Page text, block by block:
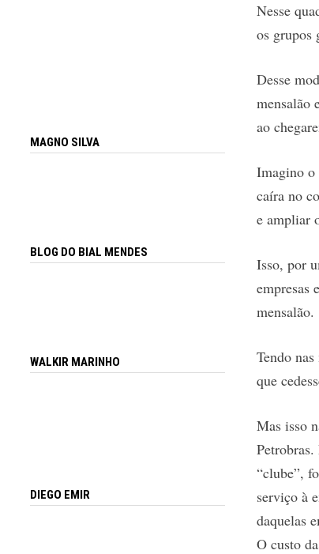
Nesse
os grupos
Desse
mensalão
ao
Imagino o
caíra no
e ampliar
Isso, por
empresas
mensalão.
Tendo
que
Mas isso
“clube”,
serviço à
daquelas
O custo
MAGNO SILVA
BLOG DO BIAL MENDES
WALKIR MARINHO
DIEGO EMIR